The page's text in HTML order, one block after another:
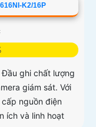
K2/16P
ghi chất lượng
giám sát. Với
nguồn điện
ích và linh hoạt